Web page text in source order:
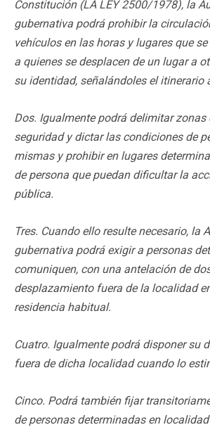
Constitución (LA LEY 2500/1978), la
gubernativa podrá prohibir la
vehículos en las horas y lugares que
a quienes se desplacen de un lugar a
su identidad, señalándoles el itinerario
Dos. Igualmente podrá delimitar zonas
seguridad y dictar las condiciones de
mismas y prohibir en lugares
de persona que puedan dificultar la
pública.
Tres. Cuando ello resulte necesario, la
gubernativa podrá exigir a personas
comuniquen, con una antelación de
desplazamiento fuera de la localidad
residencia habitual.
Cuatro. Igualmente podrá disponer su
fuera de dicha localidad cuando lo
Cinco. Podrá también fijar
de personas determinadas en